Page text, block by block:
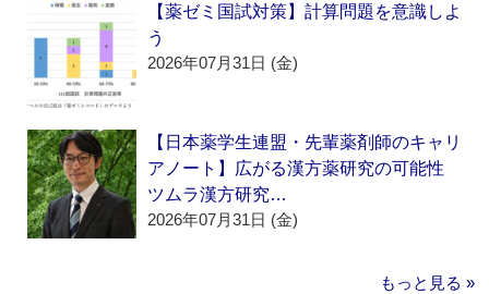
【薬ゼミ国試対策】計算問題を意識しよ
う
2026年07月31日 (金)
【日本薬学生連盟・先輩薬剤師のキャリ
アノート】広がる漢方薬研究の可能性
ツムラ漢方研究…
2026年07月31日 (金)
もっと見る »